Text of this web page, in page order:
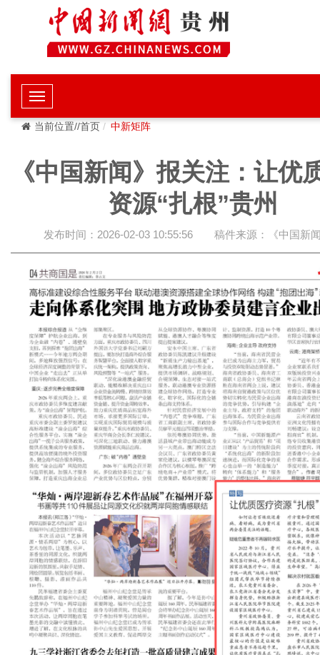
当前位置//首页 中新矩阵
《中国新闻》报关注：让优
资源“扎根”贵州
发布时间：2026-02-03 10:55:56 稿件来源：《中国新